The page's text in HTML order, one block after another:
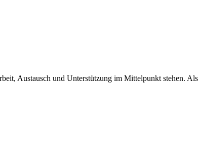
Austausch und Unterstützung im Mittelpunkt stehen.